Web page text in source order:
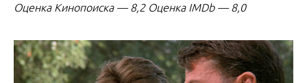
Оценка Кинопоиска — 8,2 Оценка IMDb — 8,0